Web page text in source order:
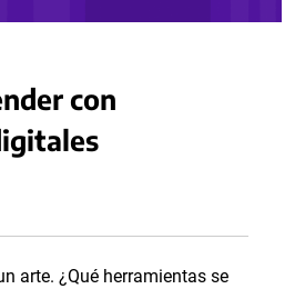
con
arte. ¿Qué herramientas se